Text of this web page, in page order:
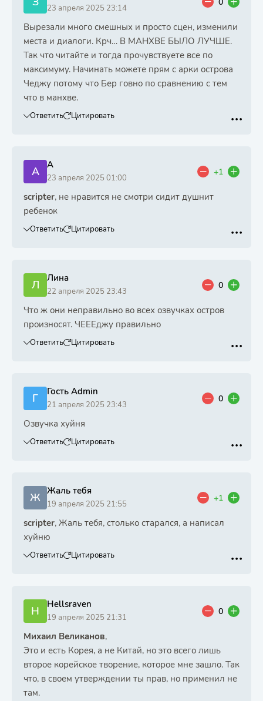
23 апреля 2025 23:14
Вырезали много смешных и просто сцен, изменили
места и диалоги. Крч… В МАНХВЕ БЫЛО ЛУЧШЕ.
Так что читайте и тогда прочувствуете все по
максимуму. Начинать можете прям с арки острова
Чеджу потому что Бер говно по сравнению с тем
что в манхве.
Ответить Цитировать
А А
23 апреля 2025 01:00
+1
scripter, не нравится не смотри сидит душнит
ребенок
Ответить Цитировать
Л Лина
22 апреля 2025 23:43
0
Что ж они неправильно во всех озвучках остров
произносят. ЧЕЕЕджу правильно
Ответить Цитировать
Г Гость Admin
21 апреля 2025 23:43
0
Озвучка хуйня
Ответить Цитировать
Ж Жаль тебя
19 апреля 2025 21:55
+1
scripter, Жаль тебя, столько старался, а написал
хуйню
Ответить Цитировать
H Hellsraven
19 апреля 2025 21:31
0
Михаил Великанов,
Это и есть Корея, а не Китай, но это всего лишь
второе корейское творение, которое мне зашло. Так
что, в своем утверждении ты прав, но применил не
там.